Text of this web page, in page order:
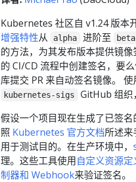
Kubernetes 社区自 v1.24 版本
增强特性从 alpha 进阶至 beta
的方法，为其发布版本提供镜
的 CI/CD 流程中创建签名，要
库提交 PR 来自动签名镜像。
kubernetes-sigs
GitHub 组织
假设一个项目现在生成了已签
照 Kubernetes 官方文档所述
用于测试目的。在生产环境中，
理。这些工具使用自定义资源定
制器和 Webhook来验证签名。